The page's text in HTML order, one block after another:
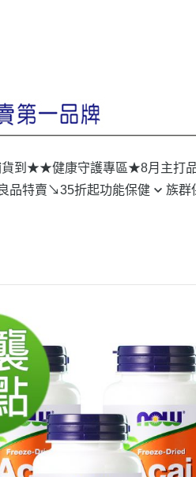
到★★健康守護專區★8月主打
品特賣↘35折起功能保健
代謝◆循環好舒暢
精神◆活力好旺盛
強身◆調整好體質
晶敏◆雪亮反應好
矯健◆輕鬆跑跳碰
族群
外食族 Go均衡
銀髮族 Go健康
素食族 Go安心